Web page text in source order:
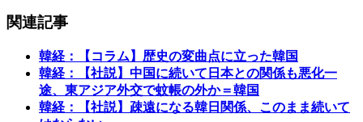
関連記事
韓経：【コラム】歴史の変曲点に立った韓国
韓経：【社説】中国に続いて日本との関係も悪化一
途、東アジア外交で蚊帳の外か＝韓国
韓経：【社説】疎遠になる韓日関係、このまま続いて